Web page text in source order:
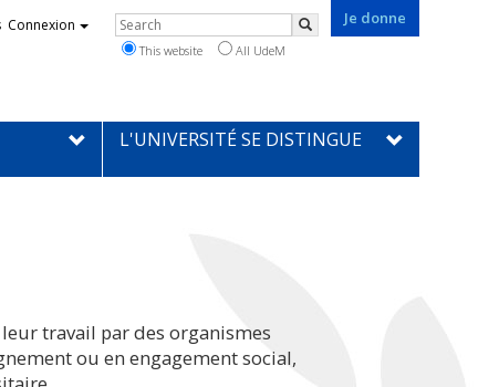
Je donne
Connexion Rechercher
Search
This website All UdeM
L'UNIVERSITÉ SE DISTINGUE
travail par des organismes
ou en engagement social,